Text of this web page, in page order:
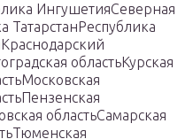
ИнгушетияСеверная
ТатарстанРеспублика
областьКурская
областьСамарская